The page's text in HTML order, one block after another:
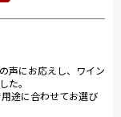
声にお応えし、ワイン
た。
途に合わせてお選び